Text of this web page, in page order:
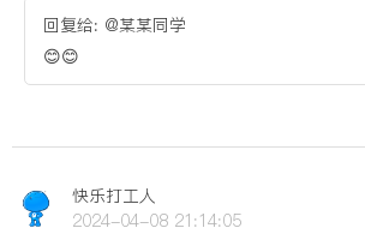
回复给: @某某同学
😊😊
快乐打工人
2024-04-08 21:14:05